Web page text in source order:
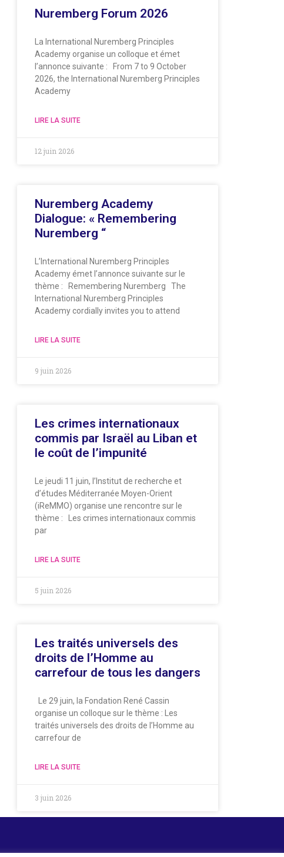
Nuremberg Forum 2026
La International Nuremberg Principles
Academy organise un colloque et émet
l’annonce suivante : From 7 to 9 October
2026, the International Nuremberg Principles
Academy
LIRE LA SUITE
12 juin 2026
Nuremberg Academy
Dialogue: « Remembering
Nuremberg “
L’International Nuremberg Principles
Academy émet l’annonce suivante sur le
thème : Remembering Nuremberg The
International Nuremberg Principles
Academy cordially invites you to attend
LIRE LA SUITE
9 juin 2026
Les crimes internationaux
commis par Israël au Liban et
le coût de l’impunité
Le jeudi 11 juin, l’Institut de recherche et
d’études Méditerranée Moyen-Orient
(iReMMO) organise une rencontre sur le
thème : Les crimes internationaux commis
par
LIRE LA SUITE
5 juin 2026
Les traités universels des
droits de l’Homme au
carrefour de tous les dangers
Le 29 juin, la Fondation René Cassin
organise un colloque sur le thème : Les
traités universels des droits de l’Homme au
carrefour de
LIRE LA SUITE
3 juin 2026